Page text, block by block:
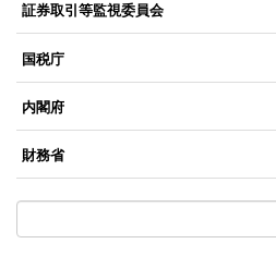
証券取引等監視委員会
国税庁
内閣府
財務省